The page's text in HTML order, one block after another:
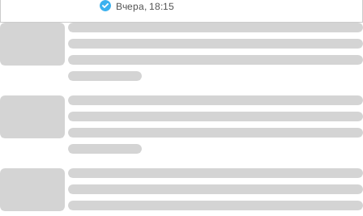
Вчера, 18:15